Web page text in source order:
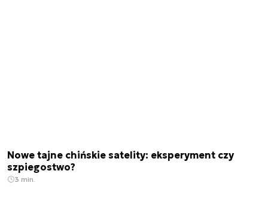
Nowe tajne chińskie satelity: eksperyment czy
szpiegostwo?
3 min.